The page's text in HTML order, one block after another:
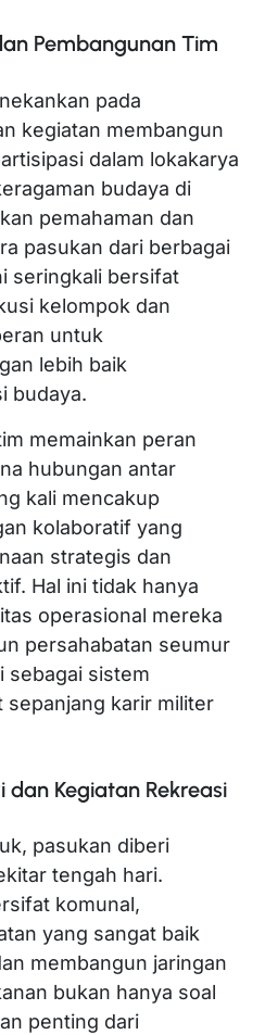
Pembangunan Tim
pada
kegiatan membangun
dalam lokakarya
budaya di
pemahaman dan
pasukan dari berbagai
seringkali bersifat
kelompok dan
untuk
lebih baik
budaya.
memainkan peran
hubungan antar
kali mencakup
kolaboratif yang
strategis dan
Hal ini tidak hanya
operasional mereka
persahabatan seumur
sebagai sistem
karir militer
Kegiatan Rekreasi
pasukan diberi
tengah hari.
komunal,
yang sangat baik
membangun jaringan
bukan hanya soal
penting dari